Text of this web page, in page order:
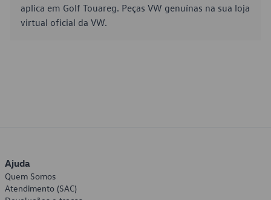
aplica em Golf Touareg. Peças VW genuínas na sua loja
virtual oficial da VW.
Ajuda
Quem Somos
Atendimento (SAC)